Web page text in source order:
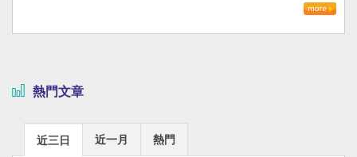
熱門文章
近三日 近一月 熱門